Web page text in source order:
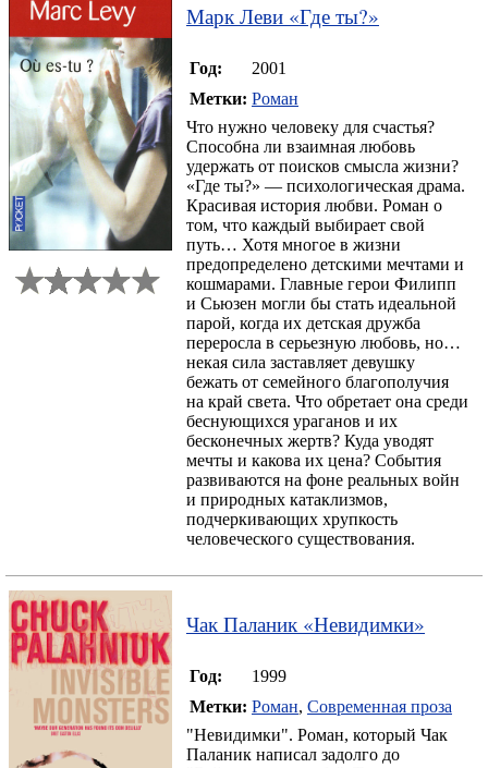
Марк Леви «Где ты?»
Год:
2001
Метки: Роман
Что нужно человеку для счастья?
Способна ли взаимная любовь
удержать от поисков смысла жизни?
«Где ты?» — психологическая драма.
Красивая история любви. Роман о
том, что каждый выбирает свой
путь… Хотя многое в жизни
предопределено детскими мечтами и
кошмарами. Главные герои Филипп
и Сьюзен могли бы стать идеальной
парой, когда их детская дружба
переросла в серьезную любовь, но…
некая сила заставляет девушку
бежать от семейного благополучия
на край света. Что обретает она среди
беснующихся ураганов и их
бесконечных жертв? Куда уводят
мечты и какова их цена? События
развиваются на фоне реальных войн
и природных катаклизмов,
подчеркивающих хрупкость
человеческого существования.
Чак Паланик «Невидимки»
Год:
1999
Метки: Роман, Современная проза
"Невидимки". Роман, который Чак
Паланик написал задолго до